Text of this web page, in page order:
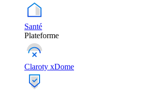
Santé
Plateforme
Claroty xDome